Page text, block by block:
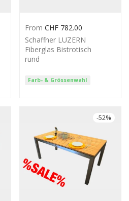
Farb- & Grössenwahl
Schaffner LUZERN
Fiberglas Bistrotisch
rund
From CHF 782.00
-52%